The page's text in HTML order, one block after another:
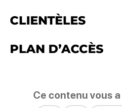
CLIENTÈLES
PLAN D’ACCÈS
Ce contenu vous